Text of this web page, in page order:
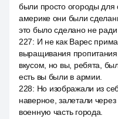
были просто огороды
америке они были
это было сделано не
227: И не как Варес
выращивания
вкусом, но вы, ребята,
есть вы были в армии.
228: Но изображали из
наверное, залетали
военную часть города.